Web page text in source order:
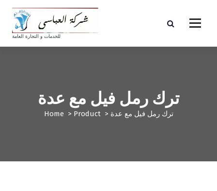
t
للخدمات و التجارة العامة
ترك رمل فيل مع عدة
Home > Product> ترك رمل فيل مع عدة